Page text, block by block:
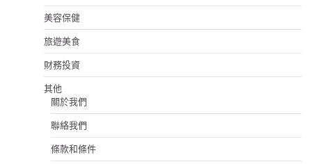
美容保健
旅遊美食
財務投資
其他
關於我們
聯絡我們
條款和條件